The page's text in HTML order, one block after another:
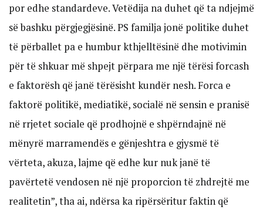
por edhe standardeve. Vetëdija na duhet që ta ndjejmë
së bashku përgjegjësinë. PS familja jonë politike duhet
të përballet pa e humbur kthjelltësinë dhe motivimin
për të shkuar më shpejt përpara me një tërësi forcash
e faktorësh që janë tërësisht kundër nesh. Forca e
faktorë politikë, mediatikë, socialë në sensin e pranisë
në rrjetet sociale që prodhojnë e shpërndajnë në
mënyrë marramendës e gënjeshtra e gjysmë të
vërteta, akuza, lajme që edhe kur nuk janë të
pavërtetë vendosen në një proporcion të zhdrejtë me
realitetin”, tha ai, ndërsa ka ripërsëritur faktin që